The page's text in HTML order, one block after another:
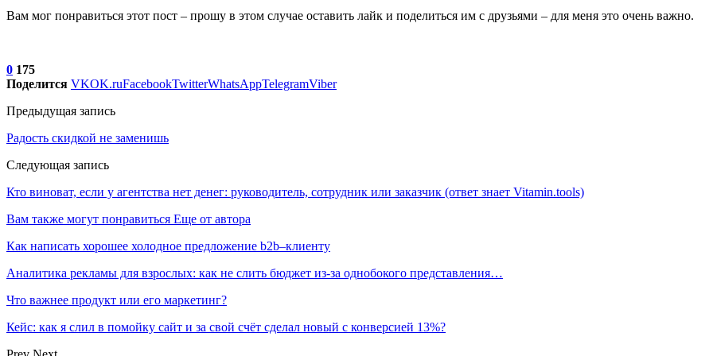
Вам мог понравиться этот пост – прошу в этом случае оставить лайк и поделиться им с друзьями – для меня это очень важно.
0 175
Поделится VKOK.ruFacebookTwitterWhatsAppTelegramViber
Предыдущая запись
Радость скидкой не заменишь
Следующая запись
Кто виноват, если у агентства нет денег: руководитель, сотрудник или заказчик (ответ знает Vitamin.tools)
Вам также могут понравиться Еще от автора
Как написать хорошее холодное предложение b2b–клиенту
Аналитика рекламы для взрослых: как не слить бюджет из-за однобокого представления…
Что важнее продукт или его маркетинг?
Кейс: как я слил в помойку сайт и за свой счёт сделал новый с конверсией 13%?